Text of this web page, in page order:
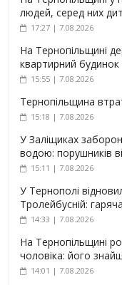
людей, серед них
17:27 | 7.08.2026
На Тернопільщині
квартирний
15:55 | 7.08.2026
Тернопільщина
15:18 | 7.08.2026
У Заліщиках
водою: порушників
15:11 | 7.08.2026
У Тернополі
Тролейбусній:
14:33 | 7.08.2026
На Тернопільщині
чоловіка: його
14:01 | 7.08.2026